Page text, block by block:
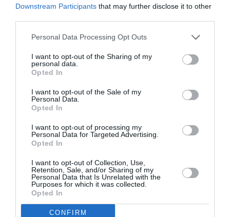
Downstream Participants that may further disclose it to other
Personal Data Processing Opt Outs
I want to opt-out of the Sharing of my
personal data.
Opted In
I want to opt-out of the Sale of my
Personal Data.
Opted In
I want to opt-out of processing my
Personal Data for Targeted Advertising.
Opted In
I want to opt-out of Collection, Use,
Retention, Sale, and/or Sharing of my
Personal Data that Is Unrelated with the
Purposes for which it was collected.
Opted In
CONFIRM
distillent sans rien vérifier le boniment officiel et
LAISSER UN COMMENTAIRE
FAIRE UN DON
Appel aux lecteurs !
Soutenez Air Journal participez
à son